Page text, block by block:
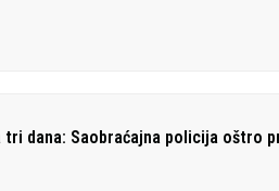
tri dana: Saobraćajna policija oštro